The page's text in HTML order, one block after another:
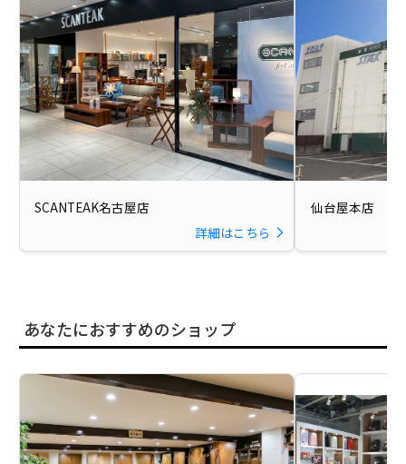
SCANTEAK名古屋店
詳細はこちら
仙台屋本店
あなたにおすすめのショップ